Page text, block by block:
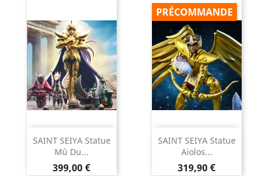
SAINT SEIYA Statue
Mû Du...
Prix
399,00 €
SAINT SEIYA Statue
Aiolos...
Prix
319,90 €
PRÉCOMMANDE